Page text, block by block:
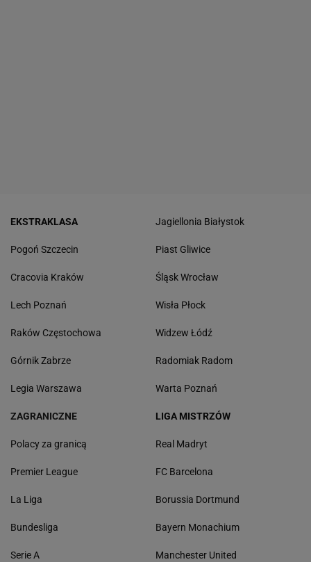
EKSTRAKLASA
Pogoń Szczecin
Cracovia Kraków
Lech Poznań
Raków Częstochowa
Górnik Zabrze
Legia Warszawa
Jagiellonia Białystok
Piast Gliwice
Śląsk Wrocław
Wisła Płock
Widzew Łódź
Radomiak Radom
Warta Poznań
ZAGRANICZNE
Polacy za granicą
Premier League
La Liga
Bundesliga
Serie A
LIGA MISTRZÓW
Real Madryt
FC Barcelona
Borussia Dortmund
Bayern Monachium
Manchester United